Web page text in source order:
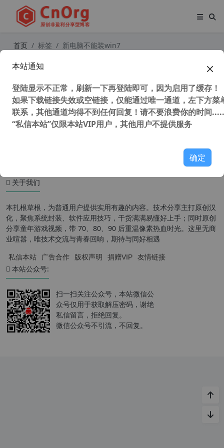
首页 标签 新电脑不能装win7
解决 intel amd 新电脑安装win7问题
盘安装WIN7教程
关于我们
本扎根草根，为普通用户提供实用有趣的内容。技术分享主打原创汉
化，聚焦系统封装、软件应用技巧，干货满满易懂好上手；同时原创
分享童年游戏视频，带 70、80、90 后重温像素热血时光。这里无商
业喧嚣，唯技术交流与青春回响，期待与同好相遇
私信本站 广告合作 版权声明 捐赠VIP 友情链接
本站公众号:
扫一扫关注公众号，本站微信公
众号仅用于获取解压密码，谢绝
私信留言，拒绝回复。
微信公众号不引流，不回复。
本站通知
登陆显示不正常，刷新一下再登陆即可，因为启用了缓存！
如果下载链接失效或空链接，仅能通过唯一通道，左下方菜
联系，其他通道均得不到任何回复！请不要浪费你的时间
“私信本站”仅限本站VIP用户，其他用户不提供服务
确定